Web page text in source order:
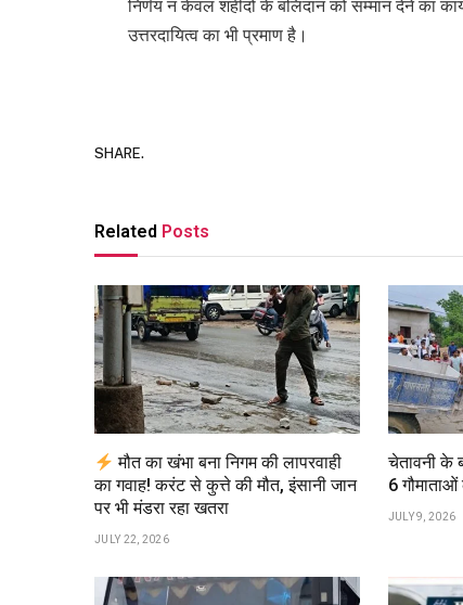
निर्णय न केवल शहीदों के बलिदान को सम्मान देने का
उत्तरदायित्व का भी प्रमाण है।
SHARE.
Related Posts
मौत का खंभा बना निगम की लापरवाही
का गवाह! करंट से कुत्ते की मौत, इंसानी जान
पर भी मंडरा रहा खतरा
JULY 22, 2026
चेतावनी के
6 गौमाताओं
JULY 9, 2026